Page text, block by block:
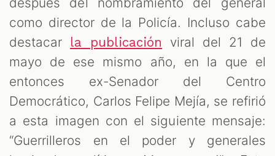
como director de la Policía. Incluso cabe
destacar
la publicación
viral del 21 de
mayo de ese mismo año, en la que el
entonces ex-Senador del Centro
Democrático, Carlos Felipe Mejía, se refirió
a esta imagen con el siguiente mensaje:
“Guerrilleros en el poder y generales